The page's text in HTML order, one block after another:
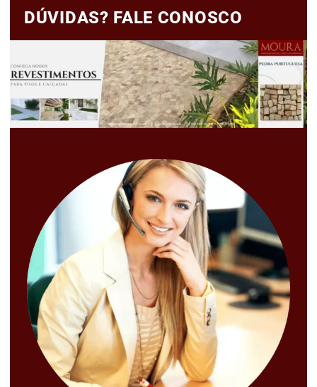
DÚVIDAS? FALE CONOSCO